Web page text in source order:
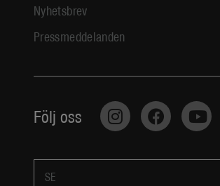
Nyhetsbrev
Pressmeddelanden
Följ oss
SE